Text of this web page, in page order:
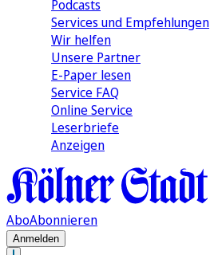
Podcasts
Services und Empfehlungen
Wir helfen
Unsere Partner
E-Paper lesen
Service FAQ
Online Service
Leserbriefe
Anzeigen
AboAbonnieren
Anmelden